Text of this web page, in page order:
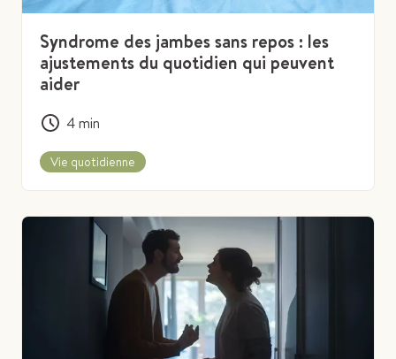
Syndrome des jambes sans repos : les
ajustements du quotidien qui peuvent
aider
4min
Vie quotidienne